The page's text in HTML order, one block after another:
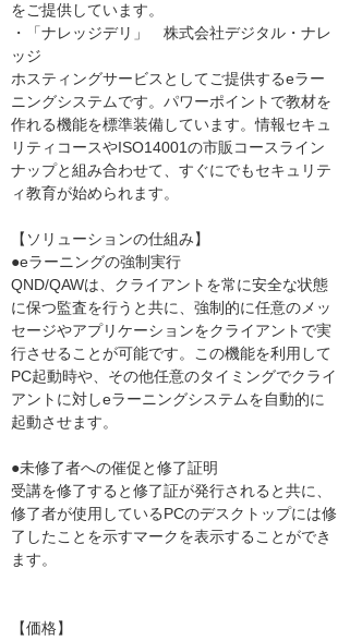
をご提供しています。
・「ナレッジデリ」 株式会社デジタル・ナレ
ッジ
ホスティングサービスとしてご提供するeラー
ニングシステムです。パワーポイントで教材を
作れる機能を標準装備しています。情報セキュ
リティコースやISO14001の市販コースライン
ナップと組み合わせて、すぐにでもセキュリテ
ィ教育が始められます。
【ソリューションの仕組み】
●eラーニングの強制実行
QND/QAWは、クライアントを常に安全な状態
に保つ監査を行うと共に、強制的に任意のメッ
セージやアプリケーションをクライアントで実
行させることが可能です。この機能を利用して
PC起動時や、その他任意のタイミングでクライ
アントに対しeラーニングシステムを自動的に
起動させます。
●未修了者への催促と修了証明
受講を修了すると修了証が発行されると共に、
修了者が使用しているPCのデスクトップには修
了したことを示すマークを表示することができ
ます。
【価格】